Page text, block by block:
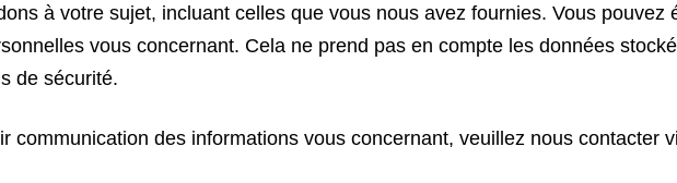
à votre sujet, incluant celles que vous nous avez fournies. Vous pouvez
vous concernant. Cela ne prend pas en compte les données
de sécurité.
communication des informations vous concernant, veuillez nous contacter